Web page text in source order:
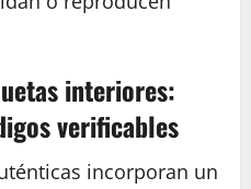
interiores:
verificables
incorporan un